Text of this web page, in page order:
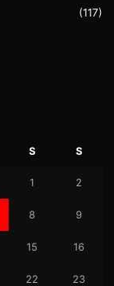
(117)
S S
1 2
8 9
15 16
22 23